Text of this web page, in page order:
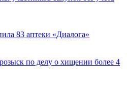
83 аптеки «Диалога»
по делу о хищении более 4